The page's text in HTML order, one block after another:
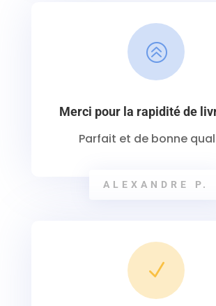
>
Merci pour la rapidité de
Parfait et de bonne
ALEXANDRE P.
N